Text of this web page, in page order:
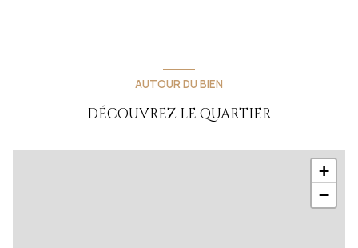
AUTOUR DU BIEN
DÉCOUVREZ LE QUARTIER
+
−